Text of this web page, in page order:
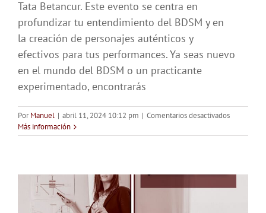
Tata Betancur. Este evento se centra en
profundizar tu entendimiento del BDSM y en
la creación de personajes auténticos y
efectivos para tus performances. Ya seas nuevo
en el mundo del BDSM o un practicante
experimentado, encontrarás
PorManuel | abril 11, 2024 10:12 pm | Comentarios desactivadosen
Betancur
Más información